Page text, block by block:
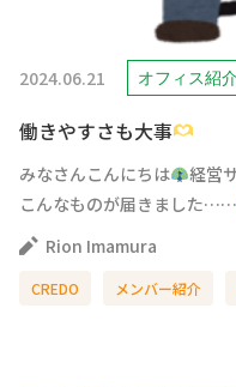
2024.06.21 オフィス紹
働きやすさも大事
みなさんこんにちは
経営
こんなものが届きました……
Rion Imamura
CREDO メンバー紹介